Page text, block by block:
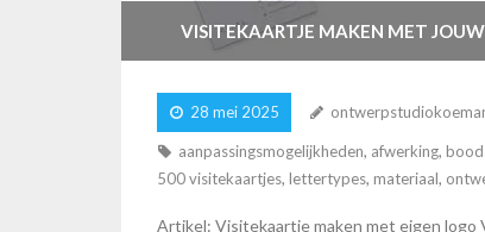
VISITEKAARTJE MAKEN MET JOUW
28 mei 2025
aanpassingsmogelijkheden, afwerking,
500 visitekaartjes, lettertypes, materiaal,
Artikel: Visitekaartje maken met eigen